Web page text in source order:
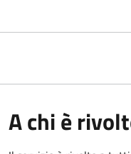
A chi è